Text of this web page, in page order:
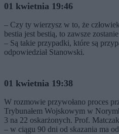
01 kwietnia 19:46
– Czy ty wierzysz w to, że
bestia jest bestią, to zawsze
– Są takie przypadki, które są
odpowiedział Stanowski.
01 kwietnia 19:38
W rozmowie przywołano proces
Trybunałem Wojskowym w
3 na 22 oskarżonych. Prof.
– w ciągu 90 dni od skazania ma